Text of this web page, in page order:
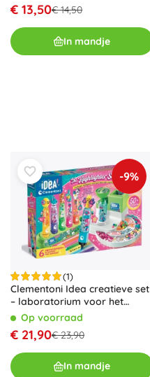
€ 13,50€ 14,50
In mandje
-9%
(1)
Clementoni Idea creatieve set
– laboratorium voor het
maken van markeerstiften
Op voorraad
€ 21,90€ 23,90
In mandje